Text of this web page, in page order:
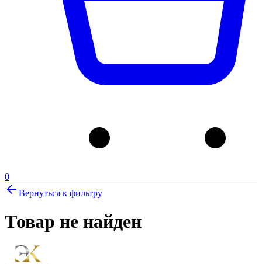
0
Вернуться к фильтру
Товар не найден